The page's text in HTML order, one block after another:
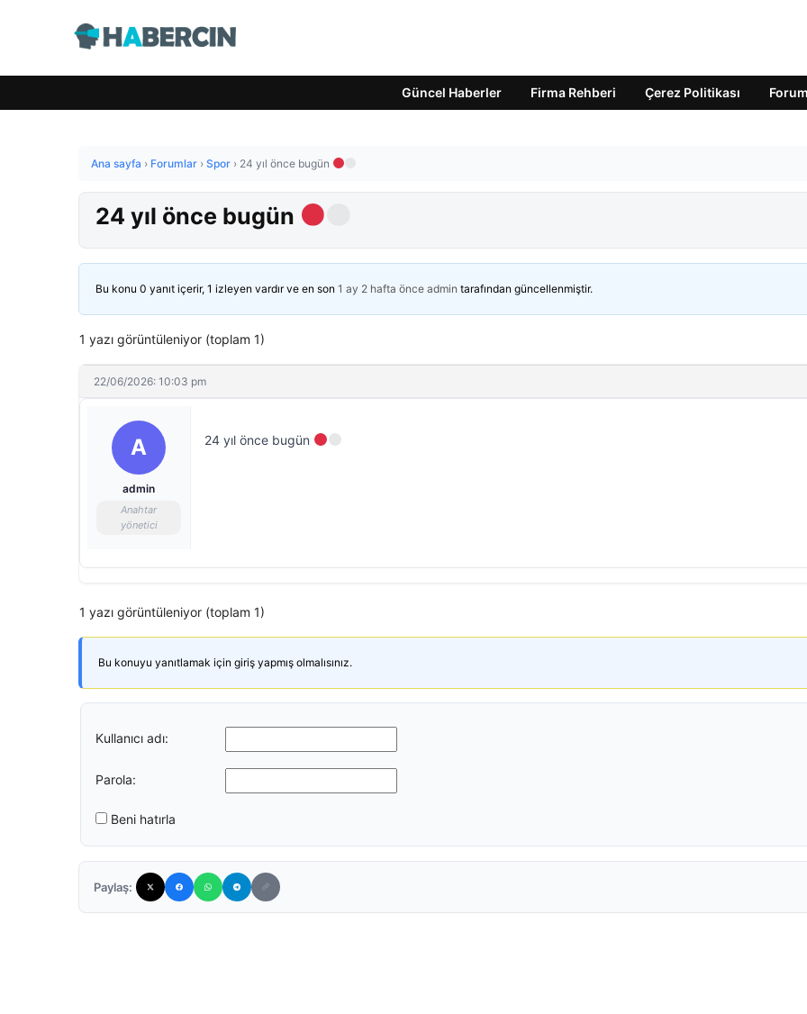
Güncel Haberler Firma Rehberi Çerez Politikası Forum
Ana sayfa › Forumlar › Spor › 24 yıl önce bugün
24 yıl önce bugün
Bu konu 0 yanıt içerir, 1 izleyen vardır ve en son 1 ay 2 hafta önce admin tarafından güncellenmiştir.
1 yazı görüntüleniyor (toplam 1)
22/06/2026: 10:03 pm
A
admin
Anahtar
yönetici
24 yıl önce bugün
1 yazı görüntüleniyor (toplam 1)
Bu konuyu yanıtlamak için giriş yapmış olmalısınız.
Kullanıcı adı:
Parola:
Beni hatırla
Paylaş: